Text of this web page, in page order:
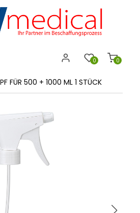
0
0
FÜR 500 + 1000 ML 1 STÜCK